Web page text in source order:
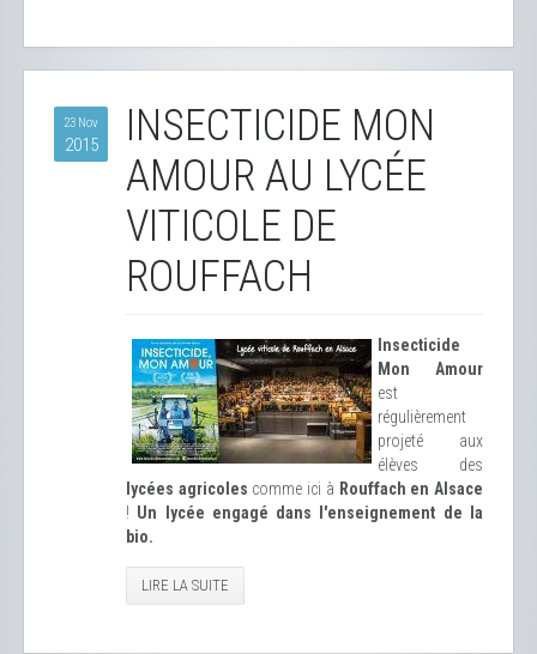
23 Nov
2015
INSECTICIDE MON
AMOUR AU LYCÉE
VITICOLE DE
ROUFFACH
Insecticide
Mon Amour
est
régulièrement
projeté aux
élèves des
lycées agricoles comme ici à Rouffach en Alsace
! Un lycée engagé dans l'enseignement de la
bio.
LIRE LA SUITE